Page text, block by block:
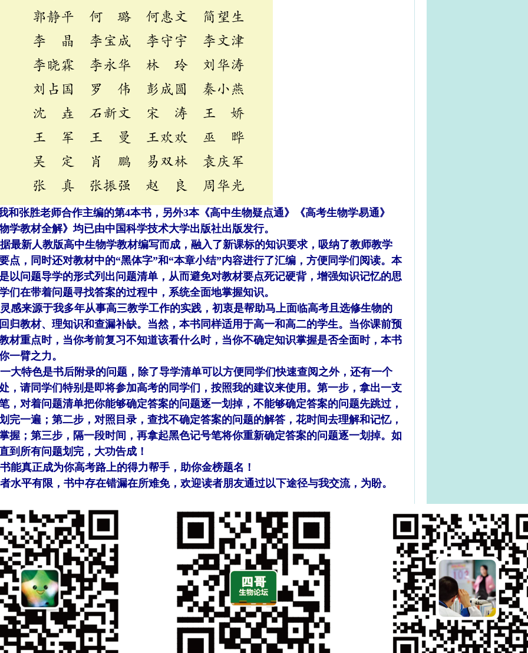
和张胜老师合作主编的第4本书，另外3本《高中生物疑点通》《高考生物学易通》
学教材全解》均已由中国科学技术大学出版社出版发行。
新人教版高中生物学教材编写而成，融入了新课标的知识要求，吸纳了教师教学
点，同时还对教材中的“黑体字”和“本章小结”内容进行了汇编，方便同学们阅读。本
以问题导学的形式列出问题清单，从而避免对教材要点死记硬背，增强知识记忆的思
们在带着问题寻找答案的过程中，系统全面地掌握知识。
来源于我多年从事高三教学工作的实践，初衷是帮助马上面临高考且选修生物的
归教材、理知识和查漏补缺。当然，本书同样适用于高一和高二的学生。当你课前预
材重点时，当你考前复习不知道该看什么时，当你不确定知识掌握是否全面时，本书
一臂之力。
特色是书后附录的问题，除了导学清单可以方便同学们快速查阅之外，还有一个
，请同学们特别是即将参加高考的同学们，按照我的建议来使用。第一步，拿出一支
，对着问题清单把你能够确定答案的问题逐一划掉，不能够确定答案的问题先跳过，
完一遍；第二步，对照目录，查找不确定答案的问题的解答，花时间去理解和记忆，
握；第三步，隔一段时间，再拿起黑色记号笔将你重新确定答案的问题逐一划掉。 如
到所有问题划完，大功告成！
真正成为你高考路上的得力帮手，助你金榜题名！
平有限，书中存在错漏在所难免，欢迎读者朋友通过以下途径与我交流，为盼。